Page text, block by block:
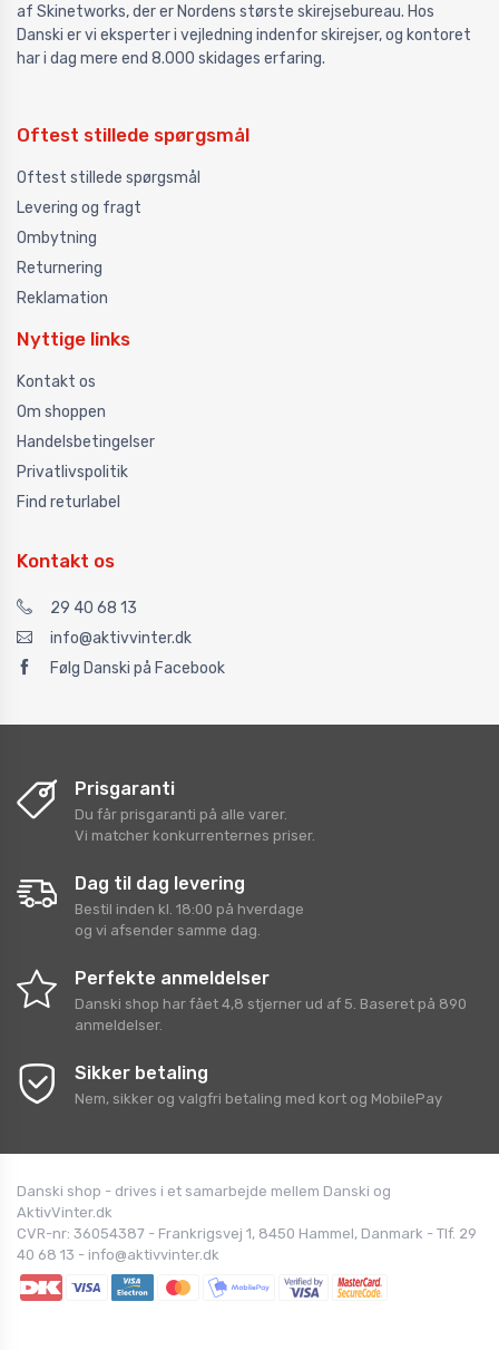
af Skinetworks, der er Nordens største skirejsebureau. Hos
Danski er vi eksperter i vejledning indenfor skirejser, og kontoret
har i dag mere end 8.000 skidages erfaring.
Oftest stillede spørgsmål
Oftest stillede spørgsmål
Levering og fragt
Ombytning
Returnering
Reklamation
Nyttige links
Kontakt os
Om shoppen
Handelsbetingelser
Privatlivspolitik
Find returlabel
Kontakt os
29 40 68 13
info@aktivvinter.dk
Følg Danski på Facebook
Prisgaranti
Du får prisgaranti på alle varer.
Vi matcher konkurrenternes priser.
Dag til dag levering
Bestil inden kl. 18:00 på hverdage
og vi afsender samme dag.
Perfekte anmeldelser
Danski shop har fået 4,8 stjerner ud af 5. Baseret på 890
anmeldelser.
Sikker betaling
Nem, sikker og valgfri betaling med kort og MobilePay
Danski shop - drives i et samarbejde mellem Danski og
AktivVinter.dk
CVR-nr: 36054387 - Frankrigsvej 1, 8450 Hammel, Danmark - Tlf. 29
40 68 13 - info@aktivvinter.dk